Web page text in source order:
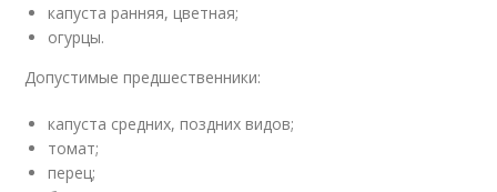
капуста ранняя, цветная;
огурцы.
Допустимые предшественники:
капуста средних, поздних видов;
томат;
перец;